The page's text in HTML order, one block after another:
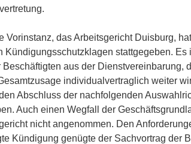
Vorinstanz, das Arbeitsgericht Duisburg,
Kündigungsschutzklagen stattgegeben.
aus der Dienstvereinbarung,
individualvertraglich weiter
Abschluss der nachfolgenden
Auch einen Wegfall der
nicht angenommen. Den
Kündigung genügte der Sachvortrag der